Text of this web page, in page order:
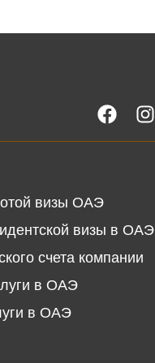
визы ОАЭ
визы в ОАЭ
счета компании
в ОАЭ
в ОАЭ